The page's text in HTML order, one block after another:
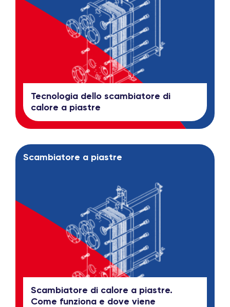
Tecnologia dello scambiatore di
calore a piastre
Scambiatore a piastre
Scambiatore di calore a piastre.
Come funziona e dove viene